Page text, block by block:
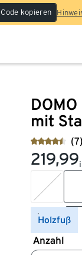
Code kopieren
mit
(7)
219,99
Holzfuß
Anzahl